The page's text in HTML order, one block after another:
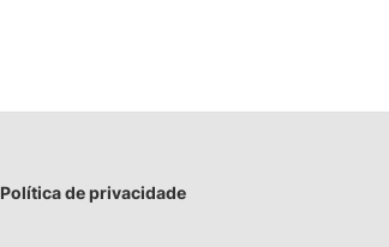
Política de privacidade